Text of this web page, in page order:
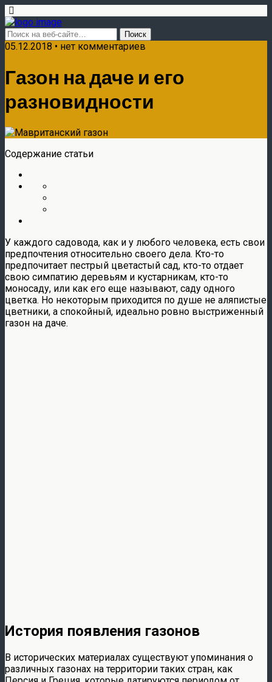
05.12.2018 • нет комментариев
Газон на даче и его
разновидности
Содержание статьи
У каждого садовода, как и у любого человека, есть свои
предпочтения относительно своего дела. Кто-то
предпочитает пестрый цветастый сад, кто-то отдает
свою симпатию деревьям и кустарникам, кто-то
моносаду, или как его еще называют, саду одного
цветка. Но некоторым приходится по душе не аляпистые
цветники, а спокойный, идеально ровно выстриженный
газон на даче.
История появления газонов
В исторических материалах существуют упоминания о
различных газонах на территории таких стран, как